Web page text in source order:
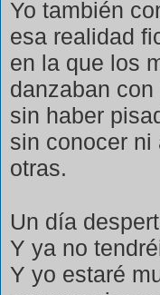
Yo también
esa realidad
en la que los
danzaban
sin haber
sin conocer ni
otras.
Un día
Y ya no
Y yo estaré